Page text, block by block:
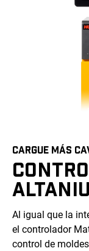
CARGUE MÁS
Al igual que la
el controlador
control de